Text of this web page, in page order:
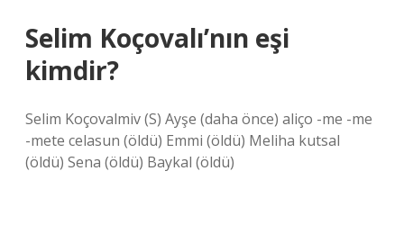
Selim Koçovalı’nın eşi
kimdir?
Selim Koçovalmiv (S) Ayşe (daha önce) aliço -me -me
-mete celasun (öldü) Emmi (öldü) Meliha kutsal
(öldü) Sena (öldü) Baykal (öldü)